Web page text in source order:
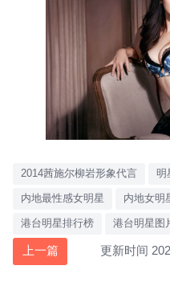
2014茜施尔柳岩形象代言 明
内地最性感女明星 内地女明
港台明星排行榜 港台明星图
上一篇 更新时间